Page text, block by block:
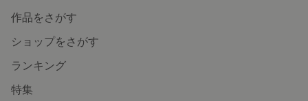
作品をさがす
ショップをさがす
ランキング
特集